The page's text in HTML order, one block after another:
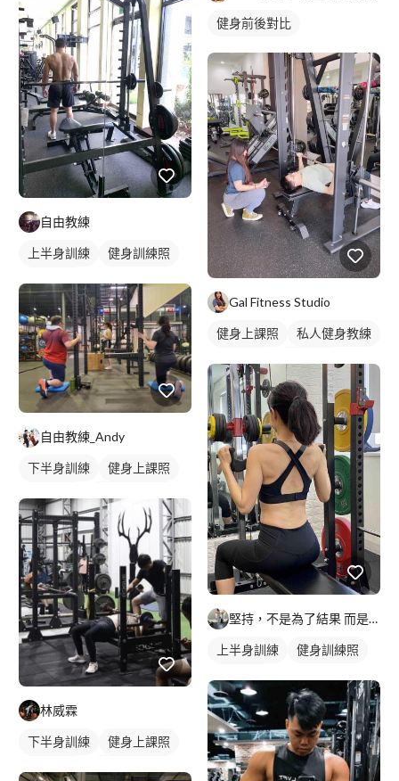
自由教練
上半身訓練
健身訓練照
自由教練_Andy
下半身訓練
健身上課照
健身團體課
重訓教練
健身課程
重訓課程
林威霖
下半身訓練
健身上課照
健身前後對比
Gal Fitness Studio
健身上課照
私人健身教練
女健身教練
健身課程
重訓課程
胸肌訓練
堅持，不是為了結果 而是自律的養成
上半身訓練
健身訓練照